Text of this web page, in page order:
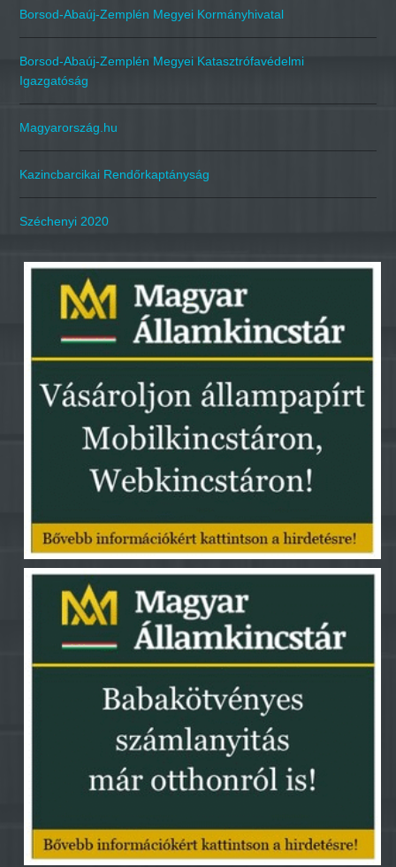
Borsod-Abaúj-Zemplén Megyei Kormányhivatal
Borsod-Abaúj-Zemplén Megyei Katasztrófavédelmi
Igazgatóság
Magyarország.hu
Kazincbarcikai Rendőrkaptányság
Széchenyi 2020